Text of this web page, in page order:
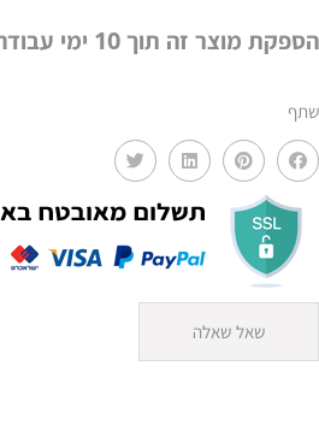
7
הספקת מוצר זה תוך 10 ימי עבודה
שתף
שאל שאלה